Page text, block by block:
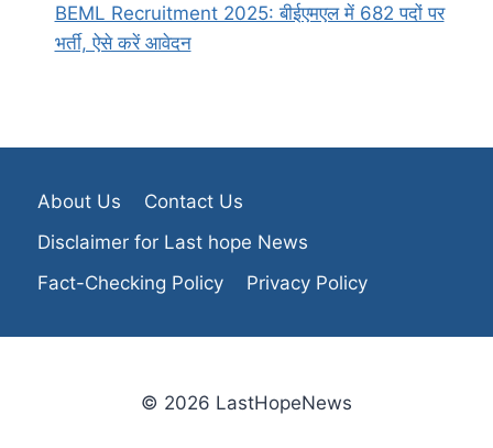
BEML Recruitment 2025: बीईएमएल में 682 पदों पर
भर्ती, ऐसे करें आवेदन
About Us
Contact Us
Disclaimer for Last hope News
Fact-Checking Policy
Privacy Policy
© 2026 LastHopeNews